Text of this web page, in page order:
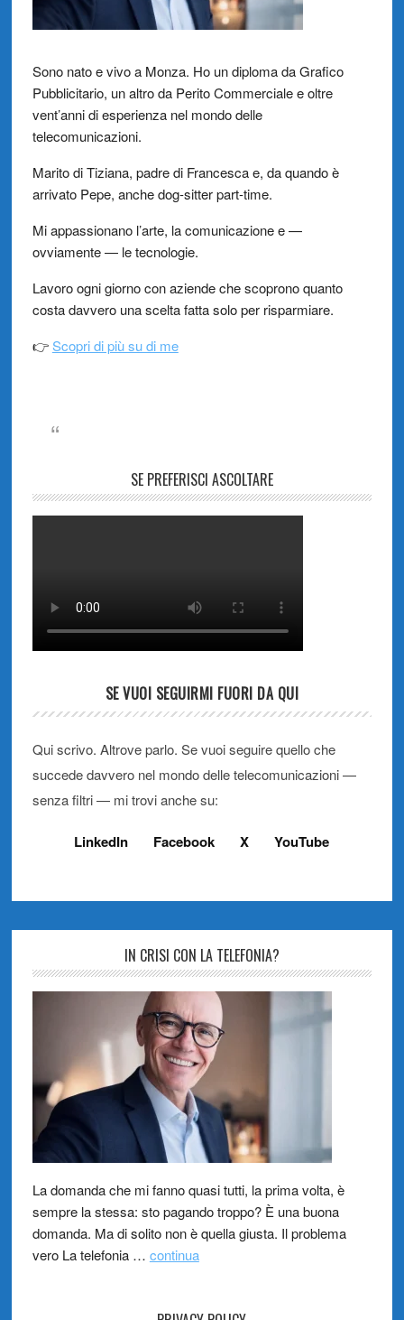
Sono nato e vivo a Monza. Ho un diploma da Grafico
Pubblicitario, un altro da Perito Commerciale e oltre
vent’anni di esperienza nel mondo delle
telecomunicazioni.
Marito di Tiziana, padre di Francesca e, da quando è
arrivato Pepe, anche dog-sitter part-time.
Mi appassionano l’arte, la comunicazione e —
ovviamente — le tecnologie.
Lavoro ogni giorno con aziende che scoprono quanto
costa davvero una scelta fatta solo per risparmiare.
👉Scopri di più su di me
SE PREFERISCI ASCOLTARE
SE VUOI SEGUIRMI FUORI DA QUI
Qui scrivo. Altrove parlo. Se vuoi seguire quello che
succede davvero nel mondo delle telecomunicazioni —
senza filtri — mi trovi anche su:
LinkedIn Facebook X YouTube
IN CRISI CON LA TELEFONIA?
La domanda che mi fanno quasi tutti, la prima volta, è
sempre la stessa: sto pagando troppo? È una buona
domanda. Ma di solito non è quella giusta. Il problema
vero La telefonia … continua